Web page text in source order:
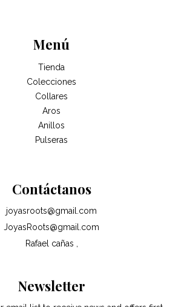
Menú
Tienda
Colecciones
Collares
Aros
Anillos
Pulseras
Contáctanos
joyasroots@gmail.com
JoyasRoots@gmail.com
Rafael cañas ,
Newsletter